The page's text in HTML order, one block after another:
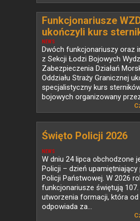
NEWS
Funkcjonariusze
ukończyli kurs
bojowych
Dwóch funkcjonariuszy oraz
z Sekcji Łodzi Bojowych
Zabezpieczenia Działań
Oddziału Straży Granicznej
specjalistyczny kurs
bojowych organizowany
NEWS
Święto Policji 2026
W dniu 24 lipca obchodzone
Policji – dzień upamiętniający
Policji Państwowej. W 2026
funkcjonariusze świętują
utworzenia formacji, która od
odpowiada za...